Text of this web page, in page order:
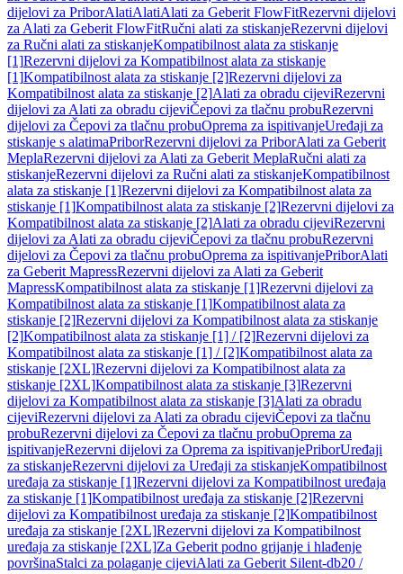
dijelovi za PriborAlatiAlatiAlati za Geberit FlowFitRezervni dijelovi
za Alati za Geberit FlowFitRučni alati za stiskanjeRezervni dijelovi
za Ručni alati za stiskanjeKompatibilnost alata za stiskanje
[1]Rezervni dijelovi za Kompatibilnost alata za stiskanje
[1]Kompatibilnost alata za stiskanje [2]Rezervni dijelovi za
Kompatibilnost alata za stiskanje [2]Alati za obradu cijeviRezervni
dijelovi za Alati za obradu cijeviČepovi za tlačnu probuRezervni
dijelovi za Čepovi za tlačnu probuOprema za ispitivanjeUređaji za
stiskanje s alatimaPriborRezervni dijelovi za PriborAlati za Geberit
MeplaRezervni dijelovi za Alati za Geberit MeplaRučni alati za
stiskanjeRezervni dijelovi za Ručni alati za stiskanjeKompatibilnost
alata za stiskanje [1]Rezervni dijelovi za Kompatibilnost alata za
stiskanje [1]Kompatibilnost alata za stiskanje [2]Rezervni dijelovi za
Kompatibilnost alata za stiskanje [2]Alati za obradu cijeviRezervni
dijelovi za Alati za obradu cijeviČepovi za tlačnu probuRezervni
dijelovi za Čepovi za tlačnu probuOprema za ispitivanjePriborAlati
za Geberit MapressRezervni dijelovi za Alati za Geberit
MapressKompatibilnost alata za stiskanje [1]Rezervni dijelovi za
Kompatibilnost alata za stiskanje [1]Kompatibilnost alata za
stiskanje [2]Rezervni dijelovi za Kompatibilnost alata za stiskanje
[2]Kompatibilnost alata za stiskanje [1] / [2]Rezervni dijelovi za
Kompatibilnost alata za stiskanje [1] / [2]Kompatibilnost alata za
stiskanje [2XL]Rezervni dijelovi za Kompatibilnost alata za
stiskanje [2XL]Kompatibilnost alata za stiskanje [3]Rezervni
dijelovi za Kompatibilnost alata za stiskanje [3]Alati za obradu
cijeviRezervni dijelovi za Alati za obradu cijeviČepovi za tlačnu
probuRezervni dijelovi za Čepovi za tlačnu probuOprema za
ispitivanjeRezervni dijelovi za Oprema za ispitivanjePriborUređaji
za stiskanjeRezervni dijelovi za Uređaji za stiskanjeKompatibilnost
uređaja za stiskanje [1]Rezervni dijelovi za Kompatibilnost uređaja
za stiskanje [1]Kompatibilnost uređaja za stiskanje [2]Rezervni
dijelovi za Kompatibilnost uređaja za stiskanje [2]Kompatibilnost
uređaja za stiskanje [2XL]Rezervni dijelovi za Kompatibilnost
uređaja za stiskanje [2XL]Za Geberit podno grijanje i hlađenje
površinaStalci za polaganje cijeviAlati za Geberit Silent-db20 /